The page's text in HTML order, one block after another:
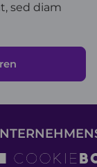
sed diam